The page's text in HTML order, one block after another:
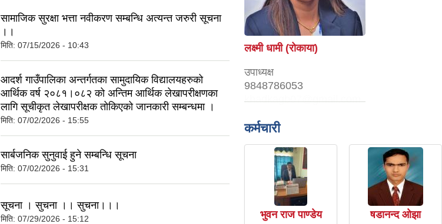
सामाजिक सुरक्षा भत्ता नवीकरण सम्बन्धि अत्यन्त जरुरी सूचना
।।
मिति: 07/15/2026 - 10:43
आदर्श गाउँपालिका अन्तर्गतका सामुदायिक विद्यालयहरुको
आर्थिक वर्ष २०८१।०८२ को अन्तिम आर्थिक लेखापरीक्षणका
लागि सूचीकृत लेखापरीक्षक तोकिएको जानकारी सम्बन्धमा ।
मिति: 07/02/2026 - 15:55
सार्बजनिक सुनुवाई हुने सम्बन्धि सूचना
मिति: 07/02/2026 - 15:31
सूचना । सुचना ।। सुचना।।।
मिति: 07/29/2026 - 15:12
लक्ष्मी धामी (रोकाया)
उपाध्यक्ष
9848786053
कर्मचारी
भुवन राज पाण्डेय षडानन्द ओझा